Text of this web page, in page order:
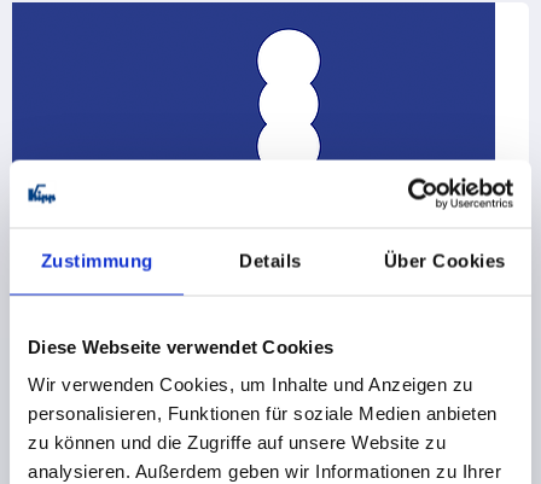
Zustimmung Details Über Cookies
Diese Webseite verwendet Cookies
Wir verwenden Cookies, um Inhalte und Anzeigen zu
personalisieren, Funktionen für soziale Medien anbieten
zu können und die Zugriffe auf unsere Website zu
analysieren. Außerdem geben wir Informationen zu Ihrer